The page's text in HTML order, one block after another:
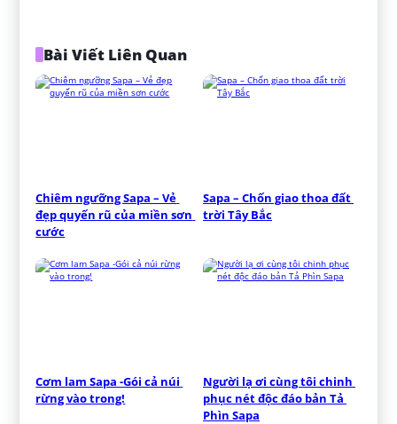
Bài Viết Liên Quan
Chiêm ngưỡng Sapa – Vẻ
đẹp quyến rũ của miền sơn
cước
Sapa – Chốn giao thoa đất
trời Tây Bắc
Cơm lam Sapa -Gói cả núi
rừng vào trong!
Người lạ ơi cùng tôi chinh
phục nét độc đáo bản Tả
Phìn Sapa